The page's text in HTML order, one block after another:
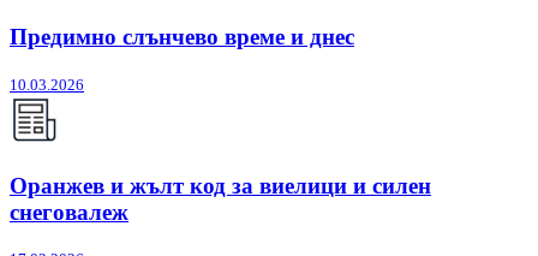
Предимно слънчево време и днес
10.03.2026
Оранжев и жълт код за виелици и силен
снеговалеж